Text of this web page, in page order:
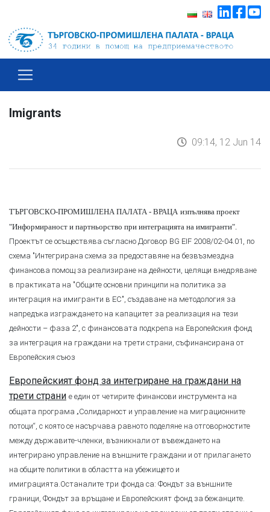
Imigrants
09:14, 12 Jun 14
ТЪРГОВСКО-ПРОМИШЛЕНА ПАЛАТА - ВРАЦА изпълнява проект
"Информираност и партньорство при интеграцията на имигранти"
Проектът се осъществява съгласно Договор BG EIF 2008/02-04.01, по
схема "Интегрирана схема за предоставяне на безвъзмездна
финансова помощ за реализиране на дейности, целящи внедряване
в практиката на "Общите основни принципи на политика за
интеграция на имигранти в ЕС", създаване на методология за
напредъка изграждането на капацитет за реализация на тези
дейности – фаза 2", с финансовата подкрепа на Европейския фонд
за интеграция на граждани на трети страни, съфинансирана от
Европейския съюз
Европейският фонд за интегриране на граждани на
трети страни е един от четирите финансови инструмента на
общата програма „Солидарност и управление на миграционните
потоци“, с която се насърчава равното поделяне на отговорностите
между държавите-членки, възникнали от въвеждането на
интегрирано управление на външните граждани и от прилагането
на общите политики в областта на убежището и
имиграцията.Останалите три фонда са: Фондът за външните
граници, Фондът за връщане и Европейският фонд за бежанците.